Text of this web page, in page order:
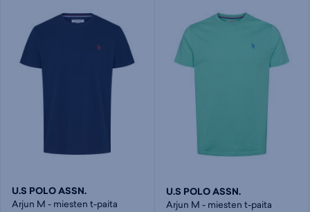
U.S POLO ASSN.
Arjun M - miesten t-paita
U.S POLO ASSN.
Arjun M - miesten t-paita